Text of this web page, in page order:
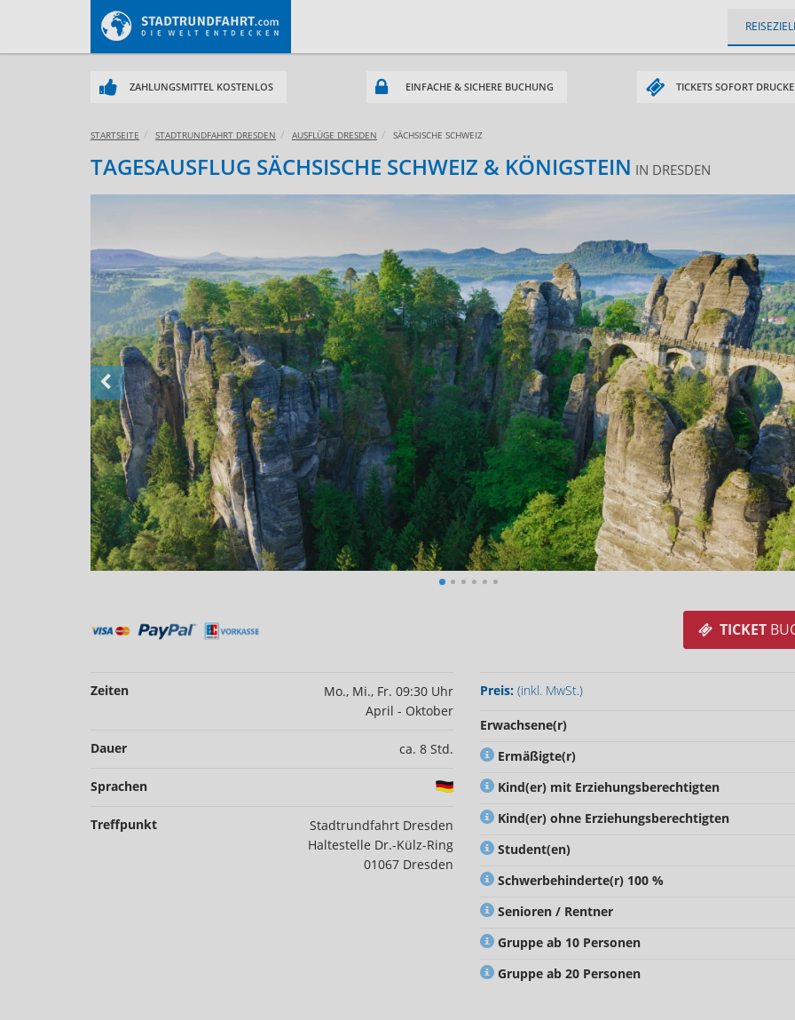
ZAHLUNGSMITTEL KOSTENLOS EINFACHE & SICHERE BUCHUNG TICKETS SOFORT
STARTSEITE STADTRUNDFAHRT DRESDEN AUSFLÜGE DRESDEN SÄCHSISCHE SCHWEIZ
TAGESAUSFLUG SÄCHSISCHE SCHWEIZ & KÖNIGSTEIN IN DRESDEN
TICKET
Zeiten
Mo., Mi., Fr. 09:30 Uhr
April - Oktober
Dauer ca. 8 Std.
Sprachen
Treffpunkt
Stadtrundfahrt Dresden
Haltestelle Dr.-Külz-Ring
01067 Dresden
Preis: (inkl. MwSt.)
Erwachsene(r)
Ermäßigte(r)
Kind(er) mit Erziehungsberechtigten
Kind(er) ohne Erziehungsberechtigten
Student(en)
Schwerbehinderte(r) 100 %
Senioren / Rentner
Gruppe ab 10 Personen
Gruppe ab 20 Personen